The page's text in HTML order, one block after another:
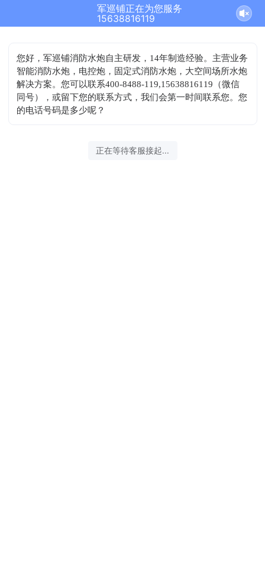
军巡铺正在为您服务
15638816119
您好，军巡铺消防水炮自主研发，14年制造经验。主营业务
智能消防水炮，电控炮，固定式消防水炮，大空间场所水炮
解决方案。您可以联系400-8488-119,15638816119（微信
同号），或留下您的联系方式，我们会第一时间联系您。您
的电话号码是多少呢？
正在等待客服接起...